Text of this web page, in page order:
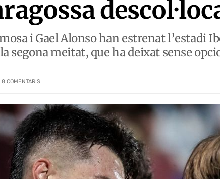
i Gael Alonso han estrenat l’estadi
segona meitat, que ha deixat sense
8 COMENTARIS